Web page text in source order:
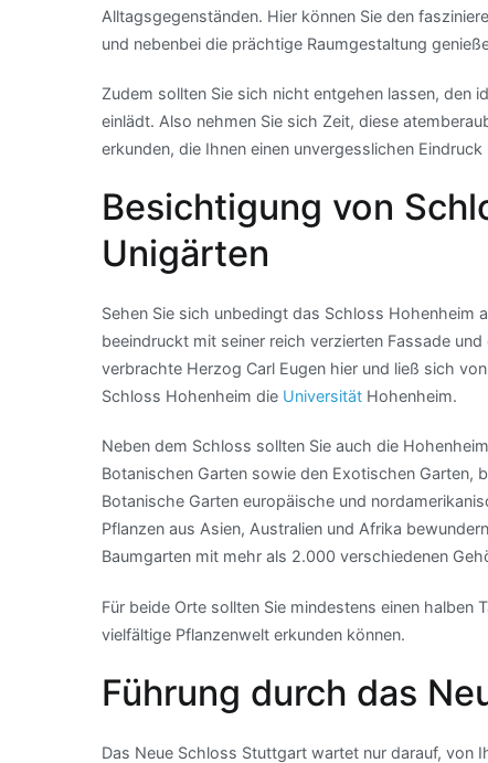
Alltagsgegenständen. Hier können Sie den
und nebenbei die prächtige Raumgestaltung
Zudem sollten Sie sich nicht entgehen lassen, den
einlädt. Also nehmen Sie sich Zeit, diese
erkunden, die Ihnen einen unvergesslichen
Besichtigung von
Unigärten
Sehen Sie sich unbedingt das Schloss Hohenheim
beeindruckt mit seiner reich verzierten Fassade
verbrachte Herzog Carl Eugen hier und ließ sich
Schloss Hohenheim die Universität Hohenheim.
Neben dem Schloss sollten Sie auch die
Botanischen Garten sowie den Exotischen Garten,
Botanische Garten europäische und
Pflanzen aus Asien, Australien und Afrika
Baumgarten mit mehr als 2.000 verschiedenen
Für beide Orte sollten Sie mindestens einen halben
vielfältige Pflanzenwelt erkunden können.
Führung durch das
Das Neue Schloss Stuttgart wartet nur darauf, von